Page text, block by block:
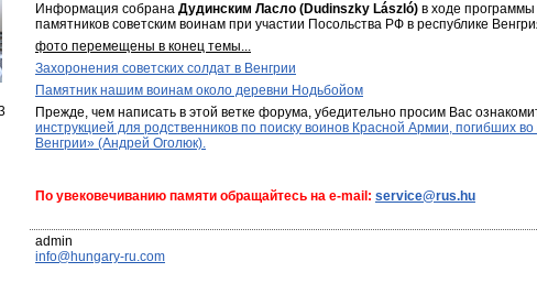
Информация собрана Дудинским Ласло (Dudinszky László) в ходе программы
памятников советским воинам при участии Посольства РФ в республике
фото перемещены в конец темы...
Захоронения советских солдат в Венгрии
Памятник нашим воинам около деревни Нодьбойом
Прежде, чем написать в этой ветке форума, убедительно просим Вас
инструкцией для родственников по поиску воинов Красной Армии, погибших
Венгрии» (Андрей Оголюк).
По увековечиванию памяти обращайтесь на e-mail: service@rus.hu
info@hungary-ru.com